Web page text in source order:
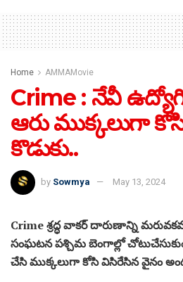
Home AMMAMovie
Crime : నేవీ
ఆరు ముక్కలుగా
కొడుకు..
by Sowmya May 13, 2024
Crime శ్రద్ధ వాకర్ దారుణాన్ని
సంఘటన పశ్చిమ బెంగాల్లో
చేసి ముక్కలుగా కోసి విసిరేసిన వైనం